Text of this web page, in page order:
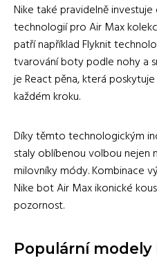
Nike také pravidelně
technologií pro Air Max
patří například Flyknit
tvarování boty podle nohy a
je React pěna, která
každém kroku.
Díky těmto technologickým
staly oblíbenou volbou nejen
milovníky módy. Kombinace
Nike bot Air Max ikonické
pozornost.
Populární modely